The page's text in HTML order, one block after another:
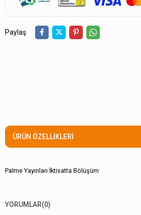
Paylaş
ÜRÜN ÖZELLIKLERI
Palme Yayınları İktisatta Bölüşüm
YORUMLAR(0)